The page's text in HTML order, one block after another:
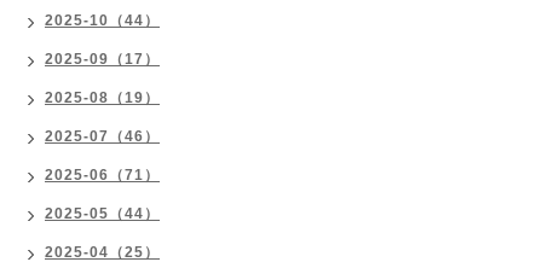
2025-10（44）
2025-09（17）
2025-08（19）
2025-07（46）
2025-06（71）
2025-05（44）
2025-04（25）